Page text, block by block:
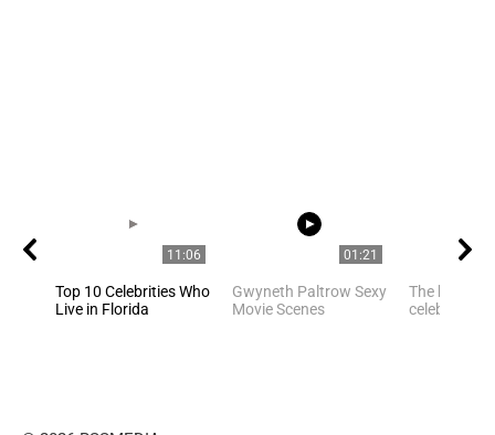
11:06
Top 10 Celebrities Who
Live in Florida
01:21
Gwyneth Paltrow Sexy
Movie Scenes
The best
celebrities